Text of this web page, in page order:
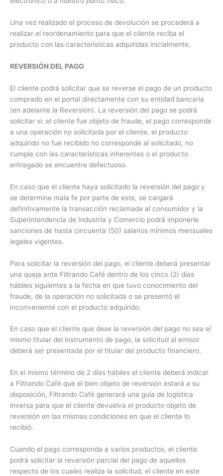
Una vez realizado el proceso de devolución se procederá a
realizar el reordenamiento para que el cliente reciba el
producto con las características adquiridas inicialmente.
REVERSIÓN DEL PAGO
El cliente podrá solicitar que se reverse el pago de un producto
comprado en el portal directamente con su entidad bancaria
(en adelante la Reversión). La reversión del pago se podrá
solicitar si: el cliente fue objeto de fraude, el pago corresponde
a una operación no solicitada por el cliente, el producto
adquirido no fue recibido no corresponde al solicitado, no
cumple con las características inherentes o el producto
entregado se encuentre defectuoso.
En caso que el cliente haya solicitado la reversión del pago y
se determine mala fe por parte de este, se cargará
definitivamente la transacción reclamada al consumidor y la
Superintendencia de Industria y Comercio podrá imponerle
sanciones de hasta cincuenta (50) salarios mínimos mensuales
legales vigentes.
Para solicitar la reversión del pago, el cliente deberá presentar
una queja ante Filtrando Café dentro de los cinco (2) días
hábiles siguientes a la fecha en que tuvo conocimiento del
fraude, de la operación no solicitada o se presentó el
inconveniente con el producto adquirido.
En caso que el cliente que dese la reversión del pago no sea el
mismo titular del instrumento de pago, la solicitud al emisor
deberá ser presentada por el titular del producto financiero.
En el mismo término de 2 días hábiles el cliente deberá indicar
a Filtrando Café que el bien objeto de reversión estará a su
disposición, Filtrando Café generará una guía de logística
inversa para que el cliente devuelva el producto objeto de
reversión en las mismas condiciones en que el cliente lo
recibió.
Cuando el pago corresponda a varios productos, el cliente
podrá solicitar la reversión parcial del pago de aquellos
respecto de los cuales realiza la solicitud, el cliente en este